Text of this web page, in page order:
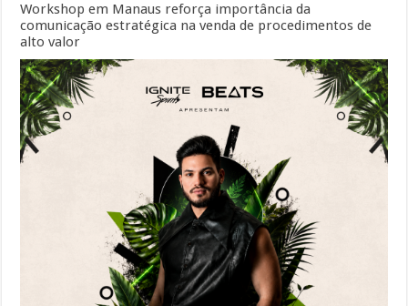
Workshop em Manaus reforça importância da
comunicação estratégica na venda de procedimentos de
alto valor